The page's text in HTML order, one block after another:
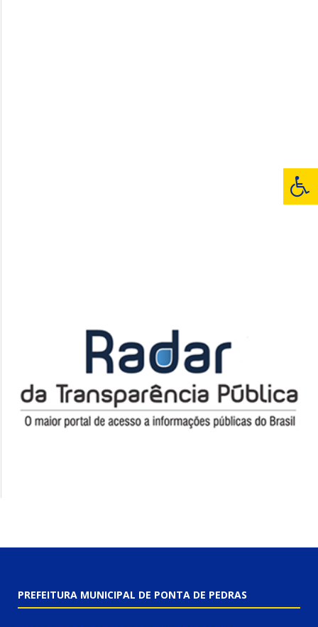
PREFEITURA MUNICIPAL DE PONTA DE PEDRAS